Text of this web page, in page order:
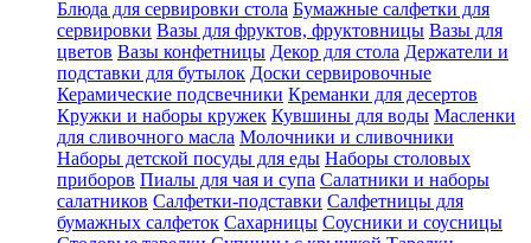
Блюда для сервировки стола Бумажные салфетки для
сервировки Вазы для фруктов, фруктовницы Вазы для
цветов Вазы конфетницы Декор для стола Держатели и
подставки для бутылок Доски сервировочные
Керамические подсвечники Креманки для десертов
Кружки и наборы кружек Кувшины для воды Масленки
для сливочного масла Молочники и сливочники
Наборы детской посуды для еды Наборы столовых
приборов Пиалы для чая и супа Салатники и наборы
салатников Салфетки-подставки Салфетницы для
бумажных салфеток Сахарницы Соусники и соусницы